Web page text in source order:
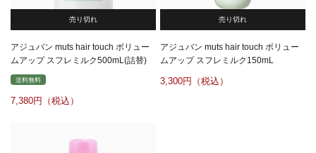
売り切れ
アジュバン muts hair touch ボリュー
ムアップ スフレミルク500mL(詰替)
送料無料
7,380
売り切れ
アジュバン muts hair touch ボリュー
ムアップ スフレミルク150mL
3,300